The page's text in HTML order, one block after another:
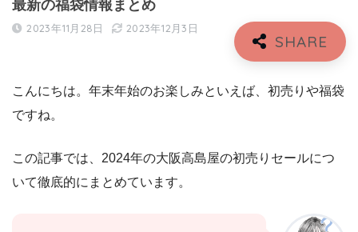
最新の福袋情報まとめ
2023年11月28日 2023年12月3日
こんにちは。年末年始のお楽しみといえば、初売りや福袋
ですね。
この記事では、2024年の大阪高島屋の初売りセールにつ
いて徹底的にまとめています。